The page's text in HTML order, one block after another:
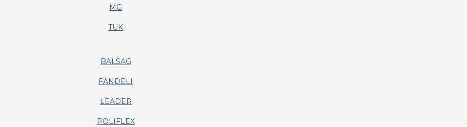
MG
TUK
BALSAG
FANDELI
LEADER
POLIFLEX